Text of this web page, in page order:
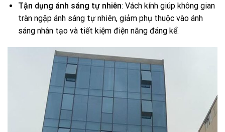
Tận dụng ánh sáng tự nhiên: Vách kính giúp không gian
tràn ngập ánh sáng tự nhiên, giảm phụ thuộc vào ánh
sáng nhân tạo và tiết kiệm điện năng đáng kể.